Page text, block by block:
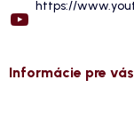
https://
Informácie pre vás